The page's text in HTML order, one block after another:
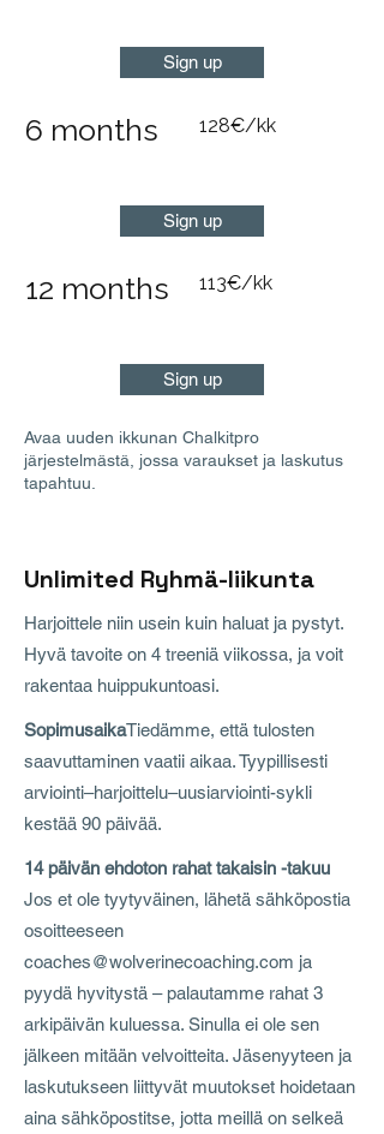
Sign up
6 months 128€/kk
Sign up
12 months 113€/kk
Sign up
Avaa uuden ikkunan Chalkitpro
järjestelmästä, jossa varaukset ja laskutus
tapahtuu.
Unlimited Ryhmä-liikunta
Harjoittele niin usein kuin haluat ja pystyt.
Hyvä tavoite on 4 treeniä viikossa, ja voit
rakentaa huippukuntoasi.
SopimusaikaTiedämme, että tulosten
saavuttaminen vaatii aikaa. Tyypillisesti
arviointi–harjoittelu–uusiarviointi-sykli
kestää 90 päivää.
14 päivän ehdoton rahat takaisin -takuu
Jos et ole tyytyväinen, lähetä sähköpostia
osoitteeseen
coaches@wolverinecoaching.com ja
pyydä hyvitystä – palautamme rahat 3
arkipäivän kuluessa. Sinulla ei ole sen
jälkeen mitään velvoitteita. Jäsenyyteen ja
laskutukseen liittyvät muutokset hoidetaan
aina sähköpostitse, jotta meillä on selkeä